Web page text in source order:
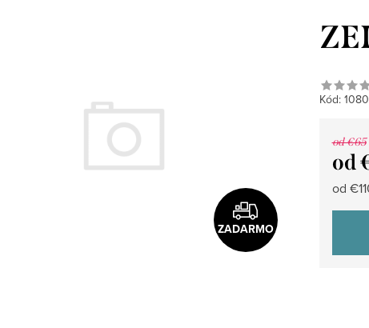
ZADARMO
Kód:
od €65
od
cena:
od